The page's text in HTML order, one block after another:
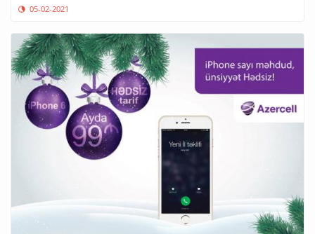
05-02-2021